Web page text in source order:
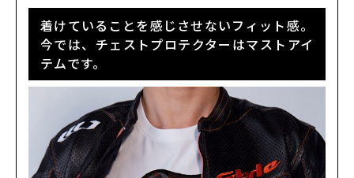
着けていることを感じさせないフィット感。
今では、チェストプロテクターはマストアイ
テムです。
MW
¥43,890(税込)
NAVY
LW
¥43,890
カートに入れる